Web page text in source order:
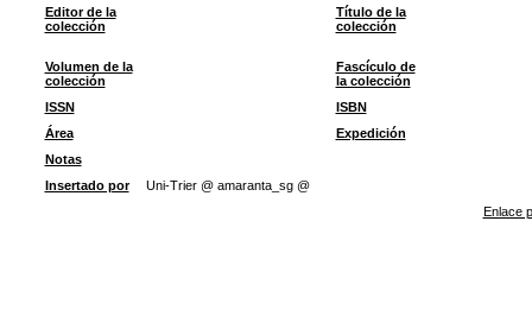
Editor de la
colección
Título de la
colección
Volumen de la
colección
Fascículo de
la colección
ISSN
ISBN
Área
Expedición
Notas
Insertado por
Uni-Trier @ amaranta_sg @
Enlace